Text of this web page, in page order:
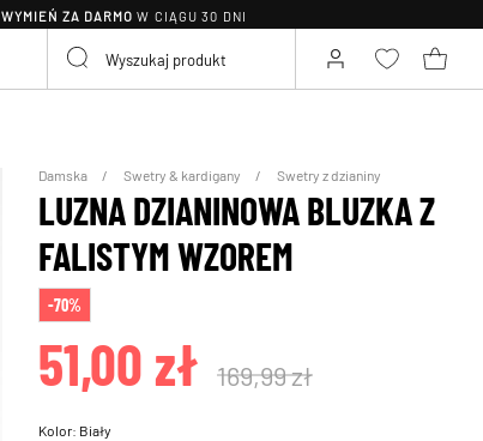
WYMIEŃ ZA DARMO W CIĄGU 30 DNI
Damska Swetry & kardigany Swetry z dzianiny
LUZNA DZIANINOWA BLUZKA Z
FALISTYM WZOREM
-70%
51,00 zł 169,99 zł
Kolor: Biały